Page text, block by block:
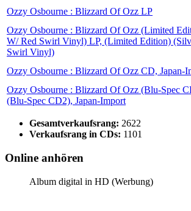
Ozzy Osbourne : Blizzard Of Ozz LP
Ozzy Osbourne : Blizzard Of Ozz (Limited
W/ Red Swirl Vinyl) LP, (Limited Edition)
Swirl Vinyl)
Ozzy Osbourne : Blizzard Of Ozz CD, Japan-
Ozzy Osbourne : Blizzard Of Ozz (Blu-Spec
(Blu-Spec CD2), Japan-Import
Gesamtverkaufsrang: 2622
Verkaufsrang in CDs: 1101
Online anhören
Album digital in HD (Werbung)